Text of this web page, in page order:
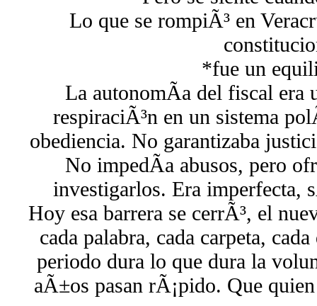
Lo que se rompiÃ³ en
*fue un
La autonomÃ­a del fiscal era
respiraciÃ³n en un sistema
obediencia. No garantizaba
No impedÃ­a abusos, pero
investigarlos. Era imperfecta,
Hoy esa barrera se cerrÃ³, el
cada palabra, cada carpeta,
periodo dura lo que dura la
aÃ±os pasan rÃ¡pido. Que